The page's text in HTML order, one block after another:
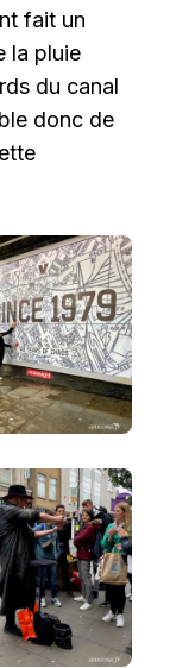
fait un
la pluie
du canal
donc de